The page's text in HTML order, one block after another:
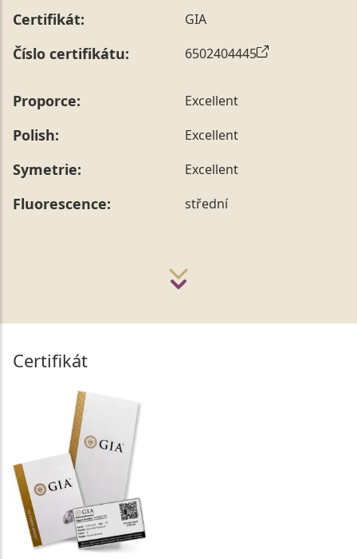
Certifikát: GIA
Číslo certifikátu: 6502404445
Proporce: Excellent
Polish: Excellent
Symetrie: Excellent
Fluorescence: střední
Certifikát